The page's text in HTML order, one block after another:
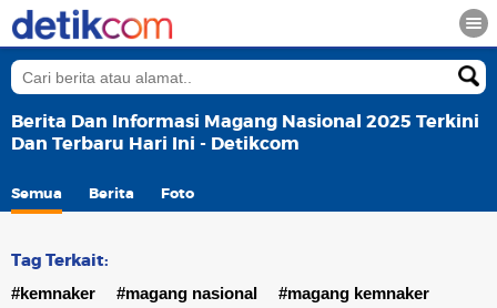
Berita Dan Informasi Magang Nasional 2025 Terkini
Dan Terbaru Hari Ini - Detikcom
Semua Berita Foto
Tag Terkait:
#kemnaker #magang nasional
#magang kemnaker